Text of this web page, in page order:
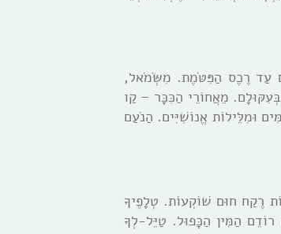
עַד רֶכֶס הַפִּטֹּמֶת. מִשְֹּמֹאל,
מֵאֲחוֹרֵי הַכִּכָּר – קַו
וּמִלֵּילוֹת אֱנוֹשִׁיִּים. הַנֹעַם
רֶקַח חוּם שׁוֹקְעוֹת. טְלָפֶיךָ
הַמִּין הַכָּפוּל. טַיֵּל-לְךָ